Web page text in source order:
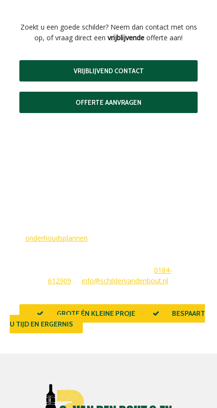
Zoekt u een goede schilder? Neem dan contact met ons
op, of vraag direct een vrijblijvende offerte aan!
VRIJBLIJVEND CONTACT
OFFERTE AANVRAGEN
onderhoudsplannen
0184-
612909
info@schildervandenbout.nl
GROTE ÉN KLEINE PROJECTEN
BESPAART
U TIJD EN ERGERNIS